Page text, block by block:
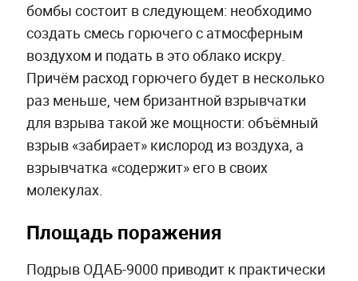
бомбы состоит в следующем: необходимо
создать смесь горючего с атмосферным
воздухом и подать в это облако искру.
Причём расход горючего будет в несколько
раз меньше, чем бризантной взрывчатки
для взрыва такой же мощности: объёмный
взрыв «забирает» кислород из воздуха, а
взрывчатка «содержит» его в своих
молекулах.
Площадь поражения
Подрыв ОДАБ-9000 приводит к практически